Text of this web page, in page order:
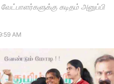
கடிதம் அனுப்பி
AM